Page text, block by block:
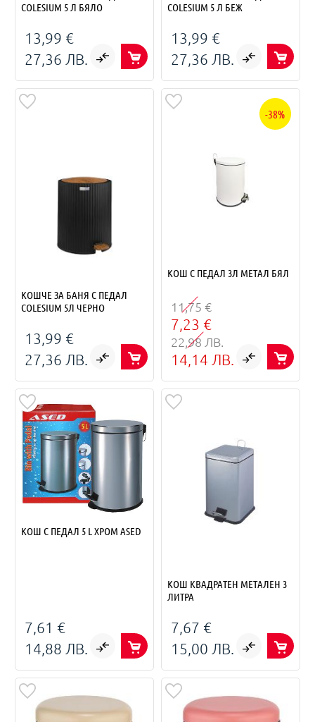
COLESIUM 5 Л БЯЛО
13,99 €
27,36 ЛВ.
COLESIUM 5 Л БЕЖ
13,99 €
27,36 ЛВ.
КОШЧЕ ЗА БАНЯ С ПЕДАЛ
COLESIUM 5Л ЧЕРНО
13,99 €
27,36 ЛВ.
-38%
КОШ С ПЕДАЛ 3Л МЕТАЛ БЯЛ
11,75 €
7,23 €
22,98 ЛВ.
14,14 ЛВ.
КОШ С ПЕДАЛ 5 L ХРОМ ASED
7,61 €
14,88 ЛВ.
КОШ КВАДРАТЕН МЕТАЛЕН 3
ЛИТРА
7,67 €
15,00 ЛВ.